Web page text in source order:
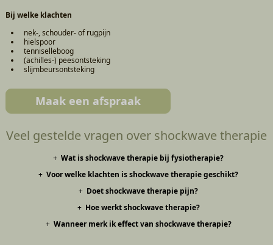
Bij welke klachten
nek-, schouder- of rugpijn
hielspoor
tenniselleboog
(achilles-) peesontsteking
slijmbeursontsteking
Maak een afspraak
Veel gestelde vragen over shockwave therapie
Wat is shockwave therapie bij fysiotherapie?
Shockwave therapie is een behandeling waarbij krachtige geluidsgolven
op een pijnlijke plek worden gericht. Dit stimuleert het herstel van
pezen en spieren en helpt om pijn te verminderen.
Voor welke klachten is shockwave therapie geschikt?
Shockwave wordt vaak toegepast bij langdurige peesklachten zoals
hielspoor, schouderklachten, tenniselleboog en achillespeesklachten.
Doet shockwave therapie pijn?
De behandeling kan gevoelig zijn, vooral op de pijnlijke plek. De
intensiteit wordt aangepast aan wat jij kunt verdragen. De meeste
mensen ervaren het als goed te doen.
Hoe werkt shockwave therapie?
De geluidsgolven verbeteren de doorbloeding en stimuleren het
Wanneer merk ik effect van shockwave therapie?